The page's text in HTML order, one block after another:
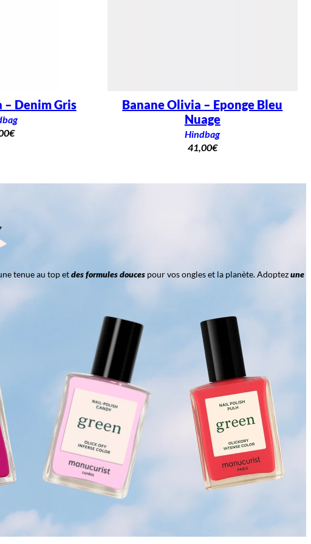
– Denim Gris
€
Banane Olivia – Eponge Bleu
Nuage
Hindbag
41,00€
tenue au top etdes formules doucespour vos ongles et la planète. Adoptezune